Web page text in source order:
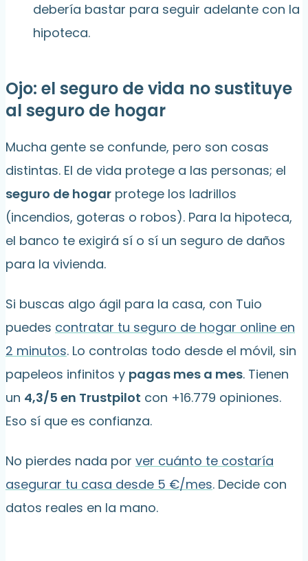
debería bastar para seguir adelante con la
hipoteca.
Ojo: el seguro de vida no sustituye
al seguro de hogar
Mucha gente se confunde, pero son cosas
distintas. El de vida protege a las personas; el
seguro de hogar protege los ladrillos
(incendios, goteras o robos). Para la hipoteca,
el banco te exigirá sí o sí un seguro de daños
para la vivienda.
Si buscas algo ágil para la casa, con Tuio
puedes contratar tu seguro de hogar online en
2 minutos. Lo controlas todo desde el móvil, sin
papeleos infinitos y pagas mes a mes. Tienen
un 4,3/5 en Trustpilot con +16.779 opiniones.
Eso sí que es confianza.
No pierdes nada por ver cuánto te costaría
asegurar tu casa desde 5 €/mes. Decide con
datos reales en la mano.